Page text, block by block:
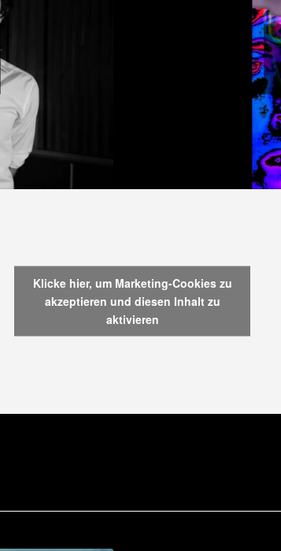
Klicke hier, um Marketing-Cookies zu
akzeptieren und diesen Inhalt zu
aktivieren